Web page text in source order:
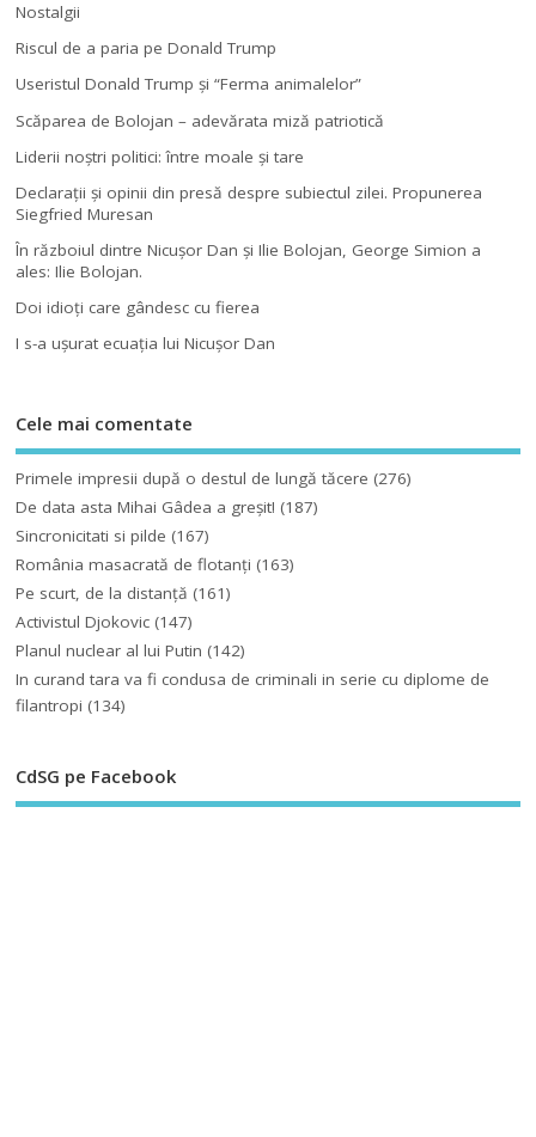
Nostalgii
Riscul de a paria pe Donald Trump
Useristul Donald Trump şi “Ferma animalelor”
Scăparea de Bolojan – adevărata miză patriotică
Liderii noştri politici: între moale şi tare
Declaraţii şi opinii din presă despre subiectul zilei. Propunerea
Siegfried Muresan
În războiul dintre Nicuşor Dan şi Ilie Bolojan, George Simion a
ales: Ilie Bolojan.
Doi idioţi care gândesc cu fierea
I s-a uşurat ecuaţia lui Nicuşor Dan
Cele mai comentate
Primele impresii după o destul de lungă tăcere (276)
De data asta Mihai Gâdea a greşit! (187)
Sincronicitati si pilde (167)
România masacrată de flotanţi (163)
Pe scurt, de la distanță (161)
Activistul Djokovic (147)
Planul nuclear al lui Putin (142)
In curand tara va fi condusa de criminali in serie cu diplome de
filantropi (134)
CdSG pe Facebook